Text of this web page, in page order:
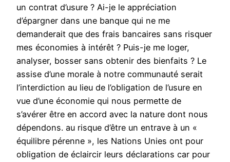
un contrat d’usure ? Ai-je le appréciation
d’épargner dans une banque qui ne me
demanderait que des frais bancaires sans risquer
mes économies à intérêt ? Puis-je me loger,
analyser, bosser sans obtenir des bienfaits ? Le
assise d’une morale à notre communauté serait
l’interdiction au lieu de l’obligation de l’usure en
vue d’une économie qui nous permette de
s’avérer être en accord avec la nature dont nous
dépendons. au risque d’être un entrave à un «
équilibre pérenne », les Nations Unies ont pour
obligation de éclaircir leurs déclarations car pour